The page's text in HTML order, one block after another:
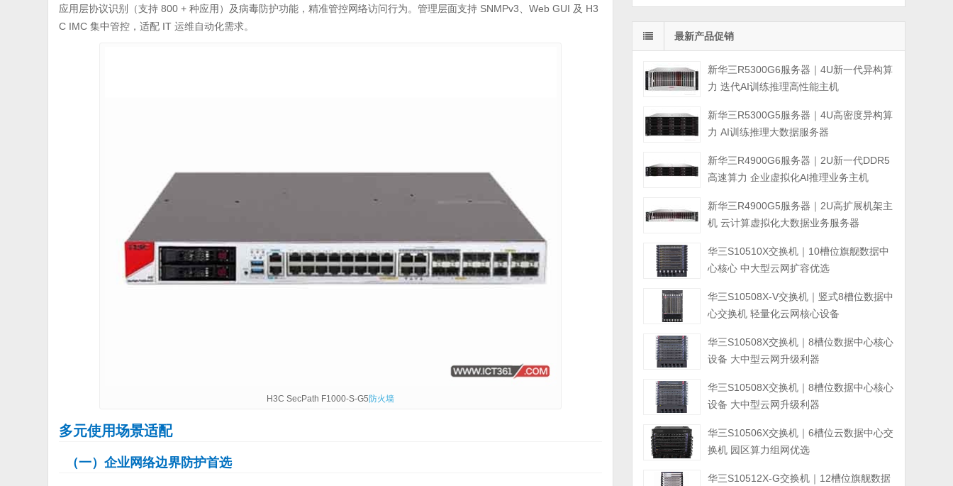
应用层协议识别（支持 800 + 种应用）及病毒防护功能，精准管控网络访问行为。管理层面支持 SNMPv3、Web GUI 及 H3
C IMC 集中管控，适配 IT 运维自动化需求。
H3C SecPath F1000-S-G5防火墙
多元使用场景适配
（一）企业网络边界防护首选
最新产品促销
新华三R5300G6服务器｜4U新一代异构算
力 迭代AI训练推理高性能主机
新华三R5300G5服务器｜4U高密度异构算
力 AI训练推理大数据服务器
新华三R4900G6服务器｜2U新一代DDR5
高速算力 企业虚拟化AI推理业务主机
新华三R4900G5服务器｜2U高扩展机架主
机 云计算虚拟化大数据业务服务器
华三S10510X交换机｜10槽位旗舰数据中
心核心 中大型云网扩容优选
华三S10508X-V交换机｜竖式8槽位数据中
心交换机 轻量化云网核心设备
华三S10508X交换机｜8槽位数据中心核心
设备 大中型云网升级利器
华三S10508X交换机｜8槽位数据中心核心
设备 大中型云网升级利器
华三S10506X交换机｜6槽位云数据中心交
换机 园区算力组网优选
华三S10512X-G交换机｜12槽位旗舰数据